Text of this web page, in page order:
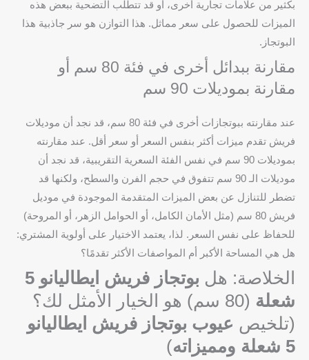
بكثير من علامات تجارية أخرى، أو قد تتطلب التضحية ببعض هذه
الميزات للحصول على سعر مماثل. هذا التوازن هو سر جاذبية هذا
البوتجاز.
مقارنة ببدائل أخرى في فئة 80 سم أو
مقارنة بموديلات 90 سم
عند مقارنته ببوتجازات أخرى في فئة 80 سم، قد نجد أن موديلات
فريش تقدم ميزات أكثر بنفس السعر أو سعر أقل. عند مقارنته
بموديلات 90 سم في نفس الفئة السعرية التقريبية، قد نجد أن
موديلات الـ 90 سم تتفوق في حجم الفرن والسطح، ولكنها قد
تضطر للتنازل عن بعض الميزات المتقدمة الموجودة في موديل
فريش 80 سم (مثل الأمان الكامل، أو الحوامل الزهر، أو المروحة)
للحفاظ على نفس السعر. لذا، يعتمد الاختيار على أولوية المشتري:
هل هي المساحة الأكبر أم المواصفات الأكثر تقدمًا؟
الخلاصة: هل
بوتجاز فريش ايطاليانو 5
شعلة
(80 سم) هو الخيار الأمثل لك؟
(تلخيص عيوب بوتجاز فريش ايطاليانو
5 شعلة ومميزاته
)